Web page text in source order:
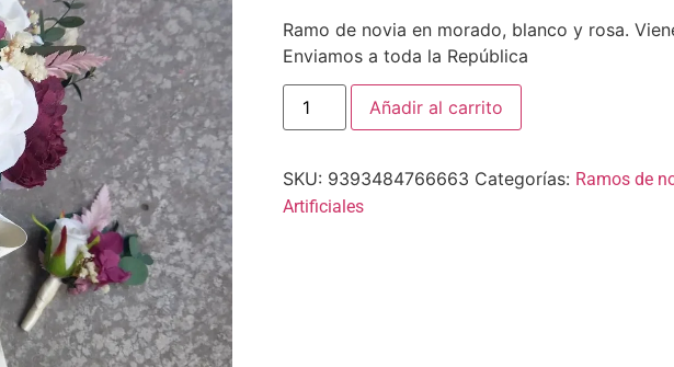
Ramo de novia en morado, blanco y rosa.
Enviamos a toda la República
Añadir al carrito
SKU: 9393484766663 Categorías: Ramos de
Artificiales